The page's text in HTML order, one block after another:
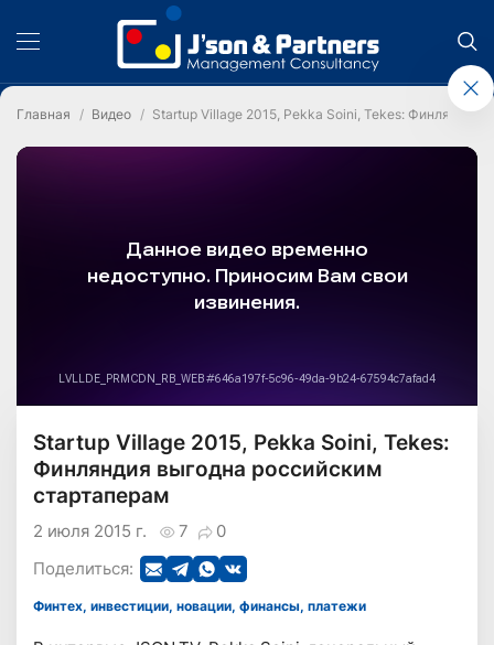
Главная Видео Startup Village 2015, Pekka Soini, Tekes: Финляндия
Startup Village 2015, Pekka Soini, Tekes:
Финляндия выгодна российским
стартаперам
7 0
2 июля 2015 г.
Поделиться:
Финтех, инвестиции, новации, финансы, платежи